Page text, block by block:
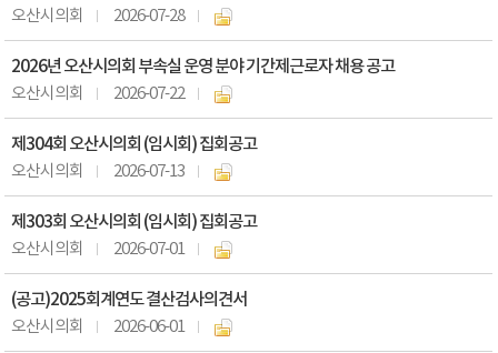
오산시의회 2026-07-28
2026년 오산시의회 부속실 운영 분야 기간제근로자 채용 공고
오산시의회 2026-07-22
제304회 오산시의회 (임시회) 집회공고
오산시의회 2026-07-13
제303회 오산시의회 (임시회) 집회공고
오산시의회 2026-07-01
(공고)2025회계연도 결산검사의견서
오산시의회 2026-06-01